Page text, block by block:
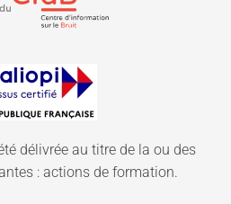
délivrée au titre de la ou des
: actions de formation.